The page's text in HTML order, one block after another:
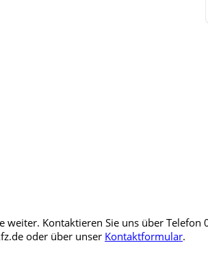
weiter. Kontaktieren Sie uns über Telefon
oder über unser Kontaktformular.